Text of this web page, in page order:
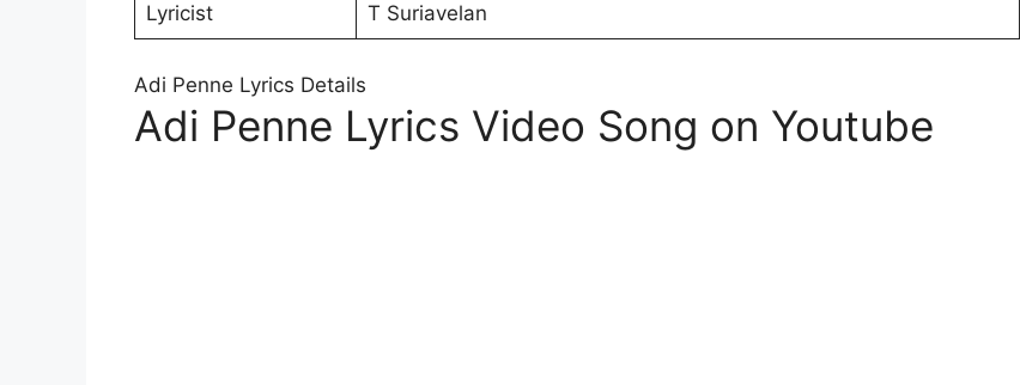
Lyricist T Suriavelan
Adi Penne Lyrics Details
Adi Penne Lyrics Video Song on Youtube